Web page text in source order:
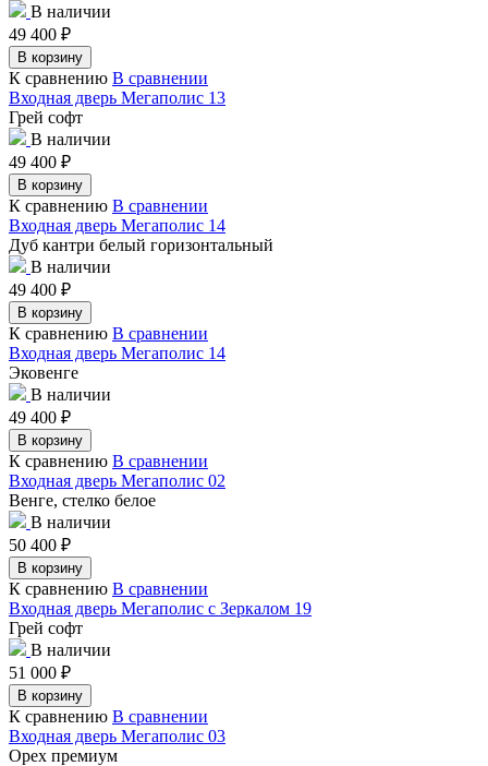
В наличии
49 400 ₽
В корзину
К сравнению В сравнении
Входная дверь Мегаполис 13
Грей софт
В наличии
49 400 ₽
В корзину
К сравнению В сравнении
Входная дверь Мегаполис 14
Дуб кантри белый горизонтальный
В наличии
49 400 ₽
В корзину
К сравнению В сравнении
Входная дверь Мегаполис 14
Эковенге
В наличии
49 400 ₽
В корзину
К сравнению В сравнении
Входная дверь Мегаполис 02
Венге, стелко белое
В наличии
50 400 ₽
В корзину
К сравнению В сравнении
Входная дверь Мегаполис с Зеркалом 19
Грей софт
В наличии
51 000 ₽
В корзину
К сравнению В сравнении
Входная дверь Мегаполис 03
Орех премиум